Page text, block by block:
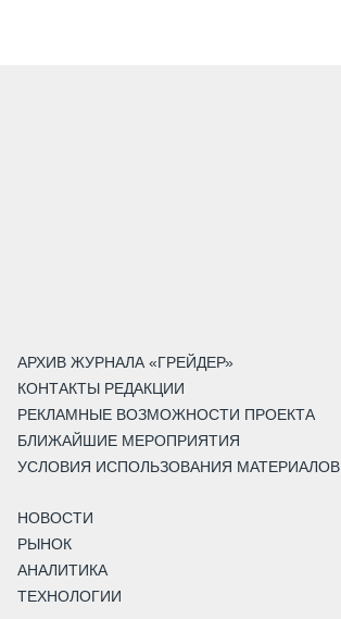
АРХИВ ЖУРНАЛА «ГРЕЙДЕР»
КОНТАКТЫ РЕДАКЦИИ
РЕКЛАМНЫЕ ВОЗМОЖНОСТИ ПРОЕКТА
БЛИЖАЙШИЕ МЕРОПРИЯТИЯ
УСЛОВИЯ ИСПОЛЬЗОВАНИЯ МАТЕРИАЛОВ
НОВОСТИ
РЫНОК
АНАЛИТИКА
ТЕХНОЛОГИИ